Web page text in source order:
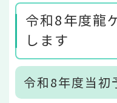
令和8年度龍
します
令和8年度当初